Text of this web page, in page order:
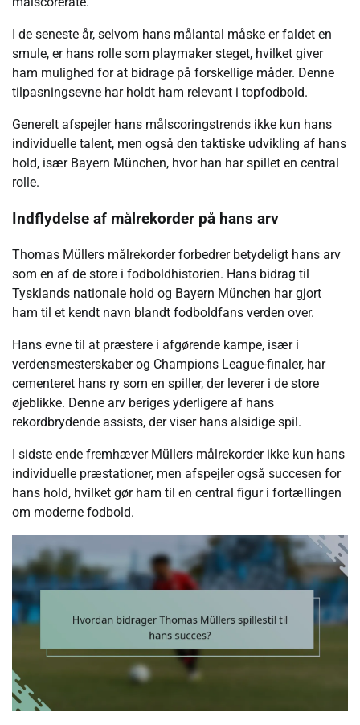
I de seneste år, selvom hans målantal måske er faldet en
smule, er hans rolle som playmaker steget, hvilket giver
ham mulighed for at bidrage på forskellige måder. Denne
tilpasningsevne har holdt ham relevant i topfodbold.
Generelt afspejler hans målscoringstrends ikke kun hans
individuelle talent, men også den taktiske udvikling af hans
hold, især Bayern München, hvor han har spillet en central
rolle.
Indflydelse af målrekorder på hans arv
Thomas Müllers målrekorder forbedrer betydeligt hans arv
som en af de store i fodboldhistorien. Hans bidrag til
Tysklands nationale hold og Bayern München har gjort
ham til et kendt navn blandt fodboldfans verden over.
Hans evne til at præstere i afgørende kampe, især i
verdensmesterskaber og Champions League-finaler, har
cementeret hans ry som en spiller, der leverer i de store
øjeblikke. Denne arv beriges yderligere af hans
rekordbrydende assists, der viser hans alsidige spil.
I sidste ende fremhæver Müllers målrekorder ikke kun hans
individuelle præstationer, men afspejler også succesen for
hans hold, hvilket gør ham til en central figur i fortællingen
om moderne fodbold.